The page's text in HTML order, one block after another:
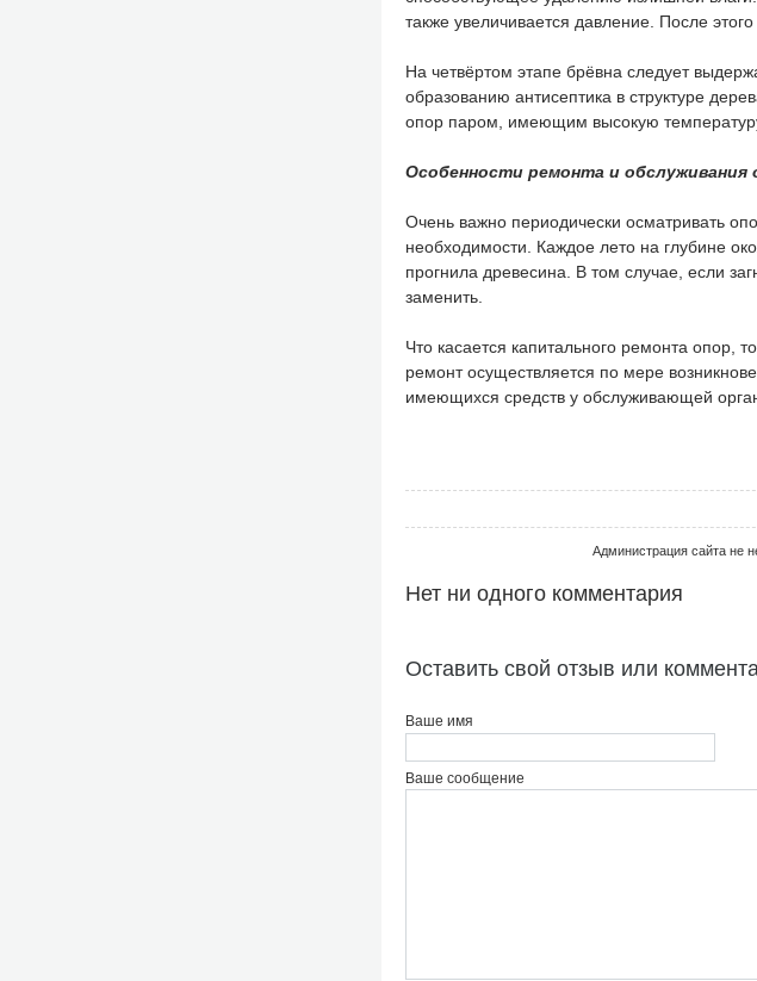
также увеличивается давление. После
На четвёртом этапе брёвна следует
образованию антисептика в структуре
опор паром, имеющим высокую
Особенности ремонта и обслуживания
Очень важно периодически осматривать
необходимости. Каждое лето на глубине
прогнила древесина. В том случае, если
заменить.
Что касается капитального ремонта опор,
ремонт осуществляется по мере
имеющихся средств у обслуживающей
Администрация сайта не
Нет ни одного комментария
Оставить свой отзыв или
Ваше имя
Ваше сообщение